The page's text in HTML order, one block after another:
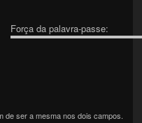
Força da palavra-passe:
de ser a mesma nos dois campos.